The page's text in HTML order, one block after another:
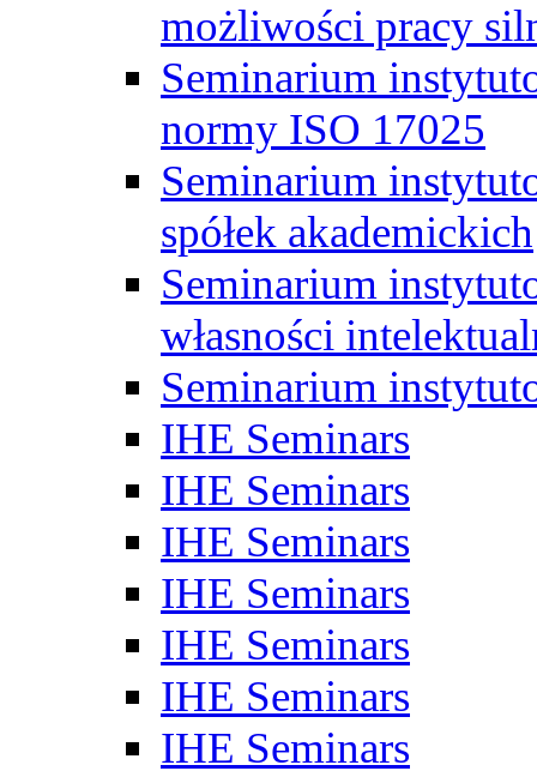
możliwości pracy
Seminarium
normy ISO 17025
Seminarium
spółek akademickich
Seminarium
własności
Seminarium
IHE Seminars
IHE Seminars
IHE Seminars
IHE Seminars
IHE Seminars
IHE Seminars
IHE Seminars